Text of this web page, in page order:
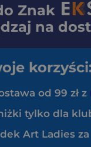
Znak
na
od 99 zł z
tylko dla
Art Ladies za